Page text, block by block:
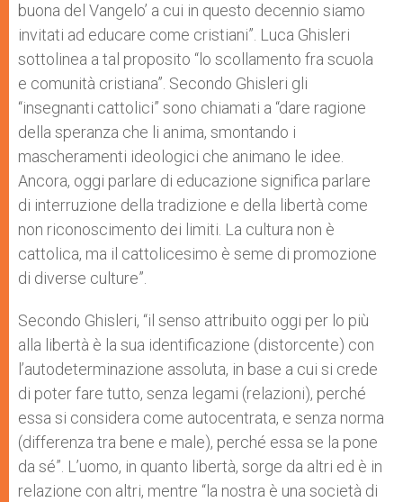
buona del Vangelo’ a cui in questo decennio siamo
invitati ad educare come cristiani”. Luca Ghisleri
sottolinea a tal proposito “lo scollamento fra scuola
e comunità cristiana”. Secondo Ghisleri gli
“insegnanti cattolici” sono chiamati a “dare ragione
della speranza che li anima, smontando i
mascheramenti ideologici che animano le idee.
Ancora, oggi parlare di educazione significa parlare
di interruzione della tradizione e della libertà come
non riconoscimento dei limiti. La cultura non è
cattolica, ma il cattolicesimo è seme di promozione
di diverse culture”.
Secondo Ghisleri, “il senso attribuito oggi per lo più
alla libertà è la sua identificazione (distorcente) con
l’autodeterminazione assoluta, in base a cui si crede
di poter fare tutto, senza legami (relazioni), perché
essa si considera come autocentrata, e senza norma
(differenza tra bene e male), perché essa se la pone
da sé”. L’uomo, in quanto libertà, sorge da altri ed è in
relazione con altri, mentre “la nostra è una società di